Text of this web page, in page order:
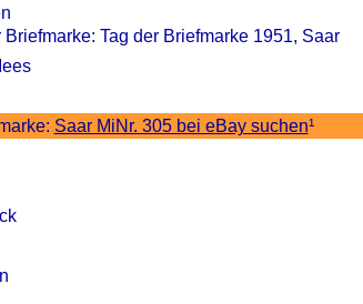
Briefmarke: Tag der Briefmarke 1951, Saar
Saar MiNr. 305 bei eBay suchen¹